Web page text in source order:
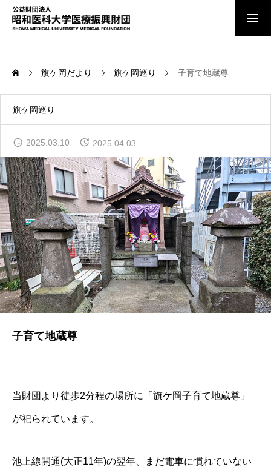
お知らせ
理事長あいさつ
法人の概要
顕彰事業
ご寄付のお願い
刊行物のご紹介
旗ケ岡だより 旗ケ岡巡り 子育て地蔵尊
旗ケ岡巡り
2025.03.10 2025.04.03
子育て地蔵尊
当財団より徒歩2分程の場所に「旗ケ岡子育て地蔵尊」
が祀られています。
池上線開通(大正11年)の翌年、まだ電車に慣れていない